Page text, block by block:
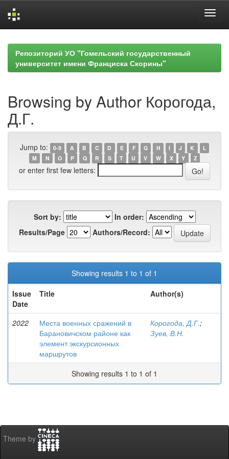
navigationРепозиторий УО "Гомельский государственный
университет имени Франциска Скорины"
Browsing by Author Корогода,
Д.Г.
Jump to: 0-9 A B C D E F G H I J K
L
M
N O P Q R S T U V W X Y Z
or enter first few letters:
Sort by:
In order:
Results/Page
Authors/Record:
Showing results 1 to 1 of 1
Issue
Date
Title Author(s)
2022
Места военных сражений в
Барановичском районе как
элемент экскурсионных
маршрутов
Корогода, Д.Г.;
Зуев, В.Н.
Showing results 1 to 1 of 1
Theme by